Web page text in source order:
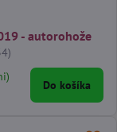
- autorohože
Do košíka